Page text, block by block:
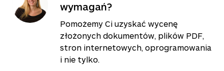
wymagań?
Pomożemy Ci uzyskać wycenę
złożonych dokumentów, plików PDF,
stron internetowych, oprogramowania
i nie tylko.